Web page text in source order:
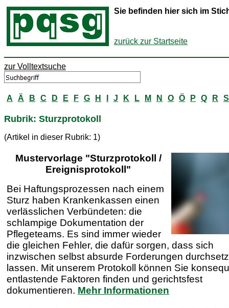
Sie befinden hier sich im
zurück zur Startseite
zur Volltextsuche
A Ä B C D E F G H J K L M N O Ö P Q R S
Rubrik: Sturzprotokoll
(Artikel in dieser Rubrik: 1)
Mustervorlage "Sturzprotokoll /
Ereignisprotokoll"
Bei Haftungsprozessen nach einem
Sturz haben Krankenkassen einen
verlässlichen Verbündeten: die
schlampige Dokumentation der
Pflegeteams. Es sind immer wieder
die gleichen Fehler, die dafür sorgen, dass sich
inzwischen selbst absurde Forderungen
lassen. Mit unserem Protokoll können Sie
entlastende Faktoren finden und gerichtsfest
dokumentieren. Mehr Informationen